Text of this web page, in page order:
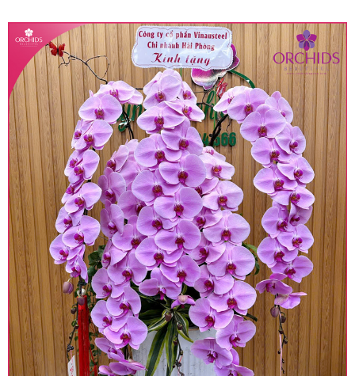
• Giá trên được miễn ship giao trong nội thành,
miễn phí in thiệp - banner theo yêu cầu khách
hàng.
• Beautiful Orchids liên kết với các cửa hàng
trên toàn quốc để phục vụ giao hoa tận nơi, mỗi
khu vực sẽ có mức giá khác nhau (tùy vào chi
phí mặt bằng, nguyên vật liệu,..) nên giá có thể sẽ
thay đổi so với giá niêm yết trên website. Khách
hàng ở Tỉnh thành khác vui lòng chủ động hỏi lại
giá trước khi đặt hàng, shop sẽ chủ động báo giá
chính xác khi có địa chỉ giao hàng cụ thể